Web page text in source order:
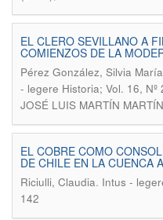
EL CLERO SEVILLANO A
COMIENZOS DE LA
Pérez González, Silvia
- legere Historia; Vol. 16,
JOSÉ LUIS MARTÍN
EL COBRE COMO
DE CHILE EN LA CUENCA
Riciulli, Claudia. Intus -
142